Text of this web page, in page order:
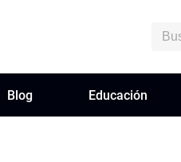
Blog Educación